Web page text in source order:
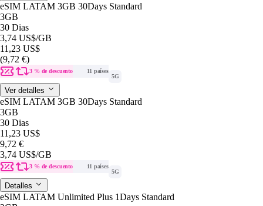
eSIM LATAM 3GB 30Days Standard
3GB
30 Dias
3,74 US$/GB
11,23 US$
(9,72 €)
3 % de descuento
11 países
5G
Ver detalles
eSIM LATAM 3GB 30Days Standard
3GB
30 Dias
11,23 US$
9,72 €
3,74 US$/GB
3 % de descuento
11 países
5G
Detalles
eSIM LATAM Unlimited Plus 1Days Standard